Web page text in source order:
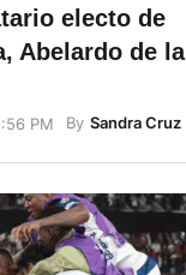
electo de
Abelardo de la
PM By Sandra Cruz